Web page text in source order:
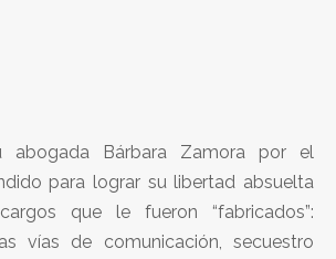
abogada Bárbara Zamora por el
para lograr su libertad absuelta
que le fueron “fabricados”:
vías de comunicación, secuestro